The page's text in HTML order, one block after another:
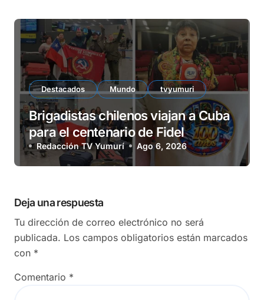
Destacados Mundo tvyumuri
Brigadistas chilenos viajan a Cuba
para el centenario de Fidel
Redacción TV Yumurí Ago 6, 2026
Deja una respuesta
Tu dirección de correo electrónico no será
publicada. Los campos obligatorios están marcados
con *
Comentario *